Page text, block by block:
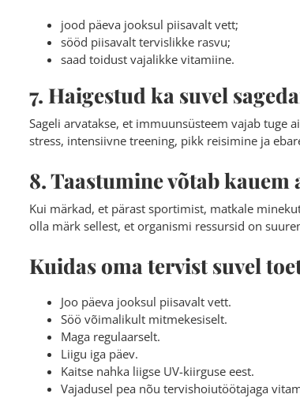
jood päeva jooksul piisavalt vett;
sööd piisavalt tervislikke rasvu;
saad toidust vajalikke vitamiine.
7. Haigestud ka suvel
Sageli arvatakse, et immuunsüsteem vajab tuge
stress, intensiivne treening, pikk reisimine ja
8. Taastumine võtab kauem
Kui märkad, et pärast sportimist, matkale
olla märk sellest, et organismi ressursid on
Kuidas oma tervist suvel
Joo päeva jooksul piisavalt vett.
Söö võimalikult mitmekesiselt.
Maga regulaarselt.
Liigu iga päev.
Kaitse nahka liigse UV-kiirguse eest.
Vajadusel pea nõu tervishoiutöötajaga